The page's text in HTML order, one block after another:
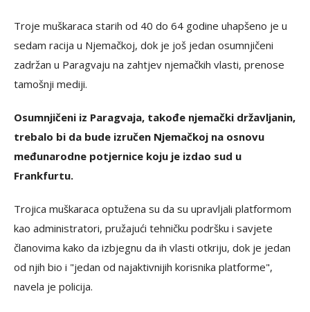
Troje muškaraca starih od 40 do 64 godine uhapšeno je u
sedam racija u Njemačkoj, dok je još jedan osumnjičeni
zadržan u Paragvaju na zahtjev njemačkih vlasti, prenose
tamošnji mediji.
Osumnjičeni iz Paragvaja, takođe njemački državljanin,
trebalo bi da bude izručen Njemačkoj na osnovu
međunarodne potjernice koju je izdao sud u
Frankfurtu.
Trojica muškaraca optužena su da su upravljali platformom
kao administratori, pružajući tehničku podršku i savjete
članovima kako da izbjegnu da ih vlasti otkriju, dok je jedan
od njih bio i "jedan od najaktivnijih korisnika platforme",
navela je policija.